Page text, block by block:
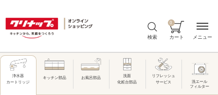
検索 カート
0
浄水器
カートリッジ
キッチン部品 お風呂部品
洗面
化粧台部品
リフレッシュ
サービス
洗エール
フィルター
メニュー